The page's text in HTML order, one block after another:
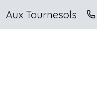
Aux Tournesols